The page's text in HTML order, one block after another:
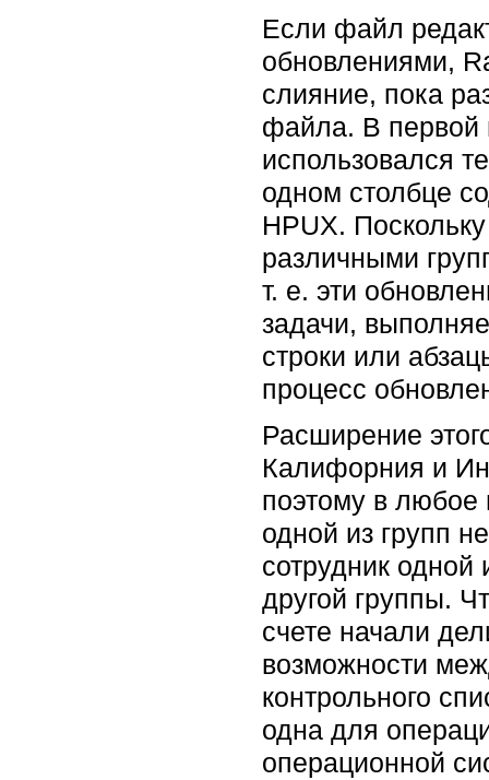
Если файл
обновлениями,
слияние, пока
файла. В первой
использовался
одном столбце
HPUX.
различными
т. е. эти
задачи,
строки или
процесс
Расширение
Калифорния и
поэтому в любое
одной из групп
сотрудник одной
другой группы.
счете начали
возможности
контрольного
одна для
операционной